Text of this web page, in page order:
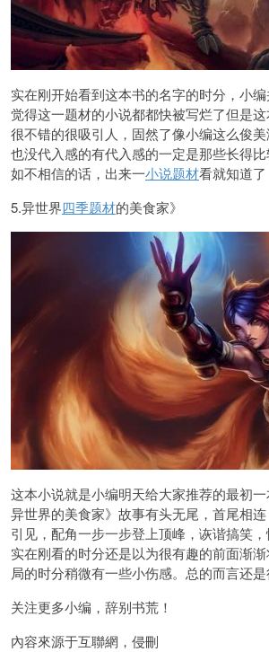
实在刚开始看到这本书的名字的时分，小编
觉得这一题材的小说都都快被写烂了但是
很不错的很吸引人，固然了像小编这么俊
也没代入感的有代入感的一定是那些长得
如不相信的话，出来一小说题材看就知道了
5.异世界四季题材的美食家》
这本小说就是小编明天给大家推荐的最初
异世界的美食家》故事有头无尾，首尾相
引见，配角一步一步登上顶峰，诙谐搞笑，
实在刚看的时分还是以为很有趣的前面渐
局的时分稍微有一些小伤感。总的而言还
关注更多小编，辞别书荒！
內容來源于互聯網，侵刪